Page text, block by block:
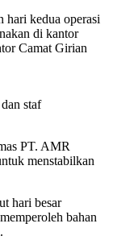
hari kedua operasi
di kantor
Camat Girian
staf
PT. AMR
menstabilkan
hari besar
bahan